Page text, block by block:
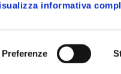
informativa
Preferenze